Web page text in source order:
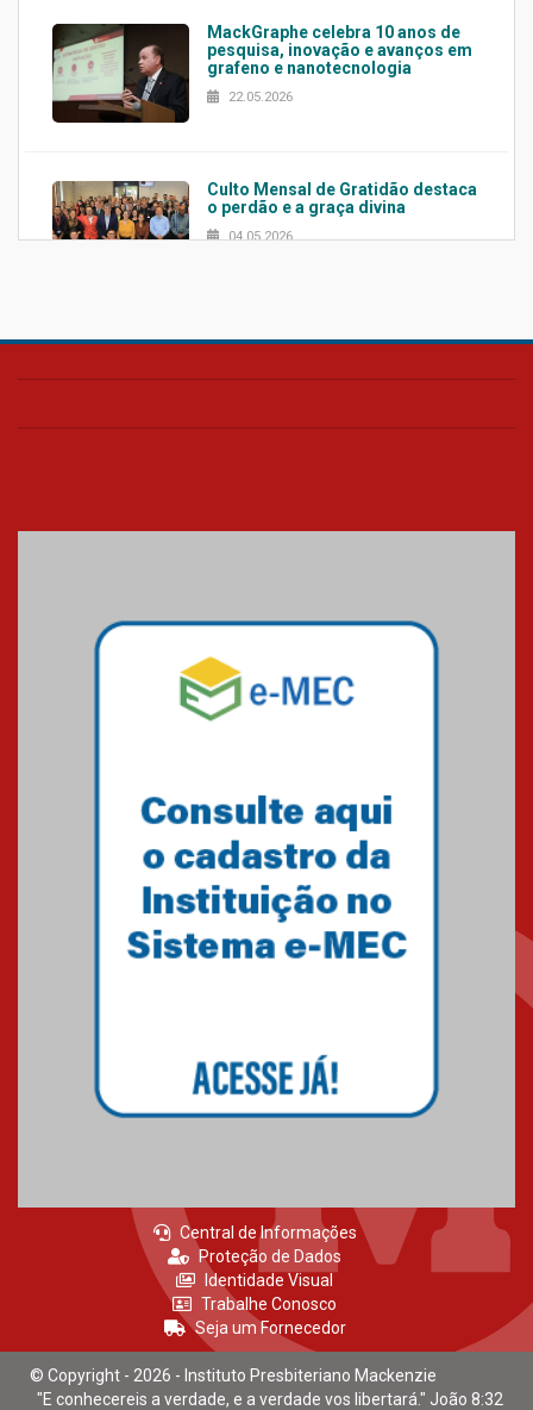
MackGraphe celebra 10 anos de
pesquisa, inovação e avanços em
grafeno e nanotecnologia
22.05.2026
Culto Mensal de Gratidão destaca
o perdão e a graça divina
04.05.2026
Confira como foi o culto mensal
Mackenzie mobiliza campanha
solidária para apoiar famílias em
Minas Gerais
Primeiro culto do ano ressalta o
27.02.2026
Central de Informações
Proteção de Dados
Identidade Visual
Trabalhe Conosco
Seja um Fornecedor
© Copyright - 2026 - Instituto Presbiteriano Mackenzie
"E conhecereis a verdade, e a verdade vos libertará." João 8:32